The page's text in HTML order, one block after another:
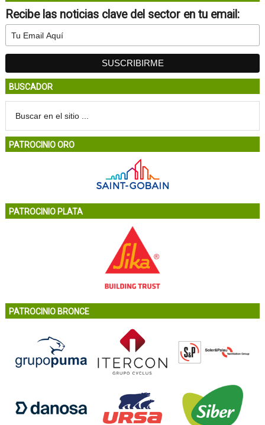
Recibe las noticias clave del sector en tu email:
BUSCADOR
PATROCINIO ORO
PATROCINIO PLATA
PATROCINIO BRONCE